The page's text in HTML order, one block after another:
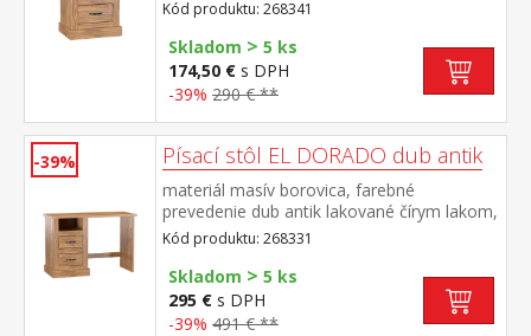
zostavy EL DORADO
Kód produktu: 268341
Skladom > 5 ks
174,50 € s DPH
-39% 290 € **
-39% Písací stôl EL DORADO dub antik
materiál masív borovica, farebné
prevedenie dub antik lakované čírym lakom,
vlis drevenej štruktúry 2 zásuvky, 1
otvorená polica súčasť zostavy EL
DORADO
Kód produktu: 268331
Skladom > 5 ks
295 € s DPH
-39% 491 € **